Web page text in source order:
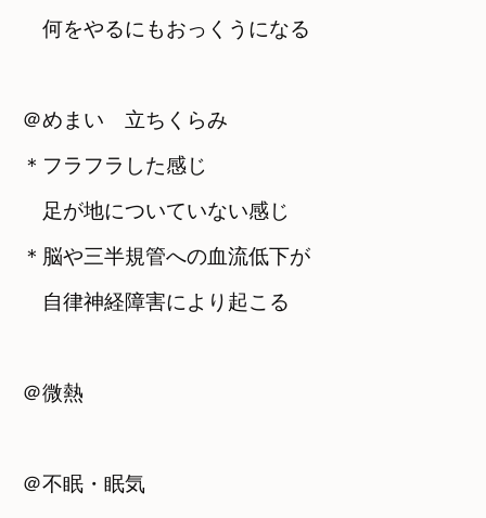
何をやるにもおっくうになる
＠めまい　立ちくらみ
＊フラフラした感じ
足が地についていない感じ
＊脳や三半規管への血流低下が
自律神経障害により起こる
＠微熱
＠不眠・眠気